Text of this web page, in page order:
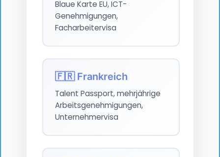
Blaue Karte EU, ICT-
Genehmigungen,
Facharbeitervisa
🇫🇷 Frankreich
Talent Passport, mehrjährige
Arbeitsgenehmigungen,
Unternehmervisa